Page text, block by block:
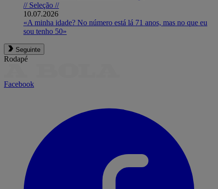
// Seleção //
10.07.2026
«A minha idade? No número está lá 71 anos, mas no que eu
sou tenho 50»
Seguinte
Rodapé
Facebook